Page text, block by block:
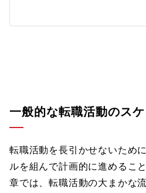
一般的な転職活動のス
転職活動を長引かせないため
ルを組んで計画的に進めるこ
章では、転職活動の大まかな